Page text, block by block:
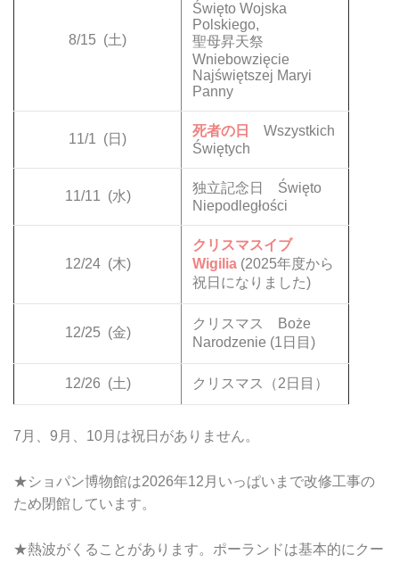
8/15 (土)
Święto Wojska
Polskiego,
聖母昇天祭
Wniebowzięcie
Najświętszej Maryi
Panny
11/1 (日)
死者の日
Wszystkich
Świętych
11/11 (水)
独立記念日 Święto
Niepodległości
12/24 (木)
クリスマスイブ
Wigilia (2025年度から
祝日になりました)
12/25 (金)
クリスマス Boże
Narodzenie (1日目)
12/26 (土) クリスマス（2日目）
7月、9月、10月は祝日がありません。
★ショパン博物館は2026年12月いっぱいまで改修工事の
ため閉館しています。
★熱波がくることがあります。ポーランドは基本的にクー